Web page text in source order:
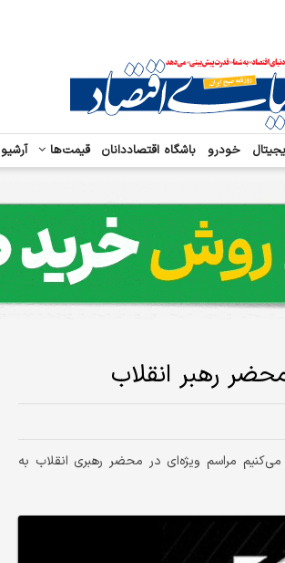
خودرو باشگاه اقتصاددانان قیمت‌ها آرشیو
رهبر انقلاب
کرد: در روز ۳۰ اردیبهشت توفیق پیدا می‌کنیم مراسم ویژه‌ای در محضر رهبری انقلاب به